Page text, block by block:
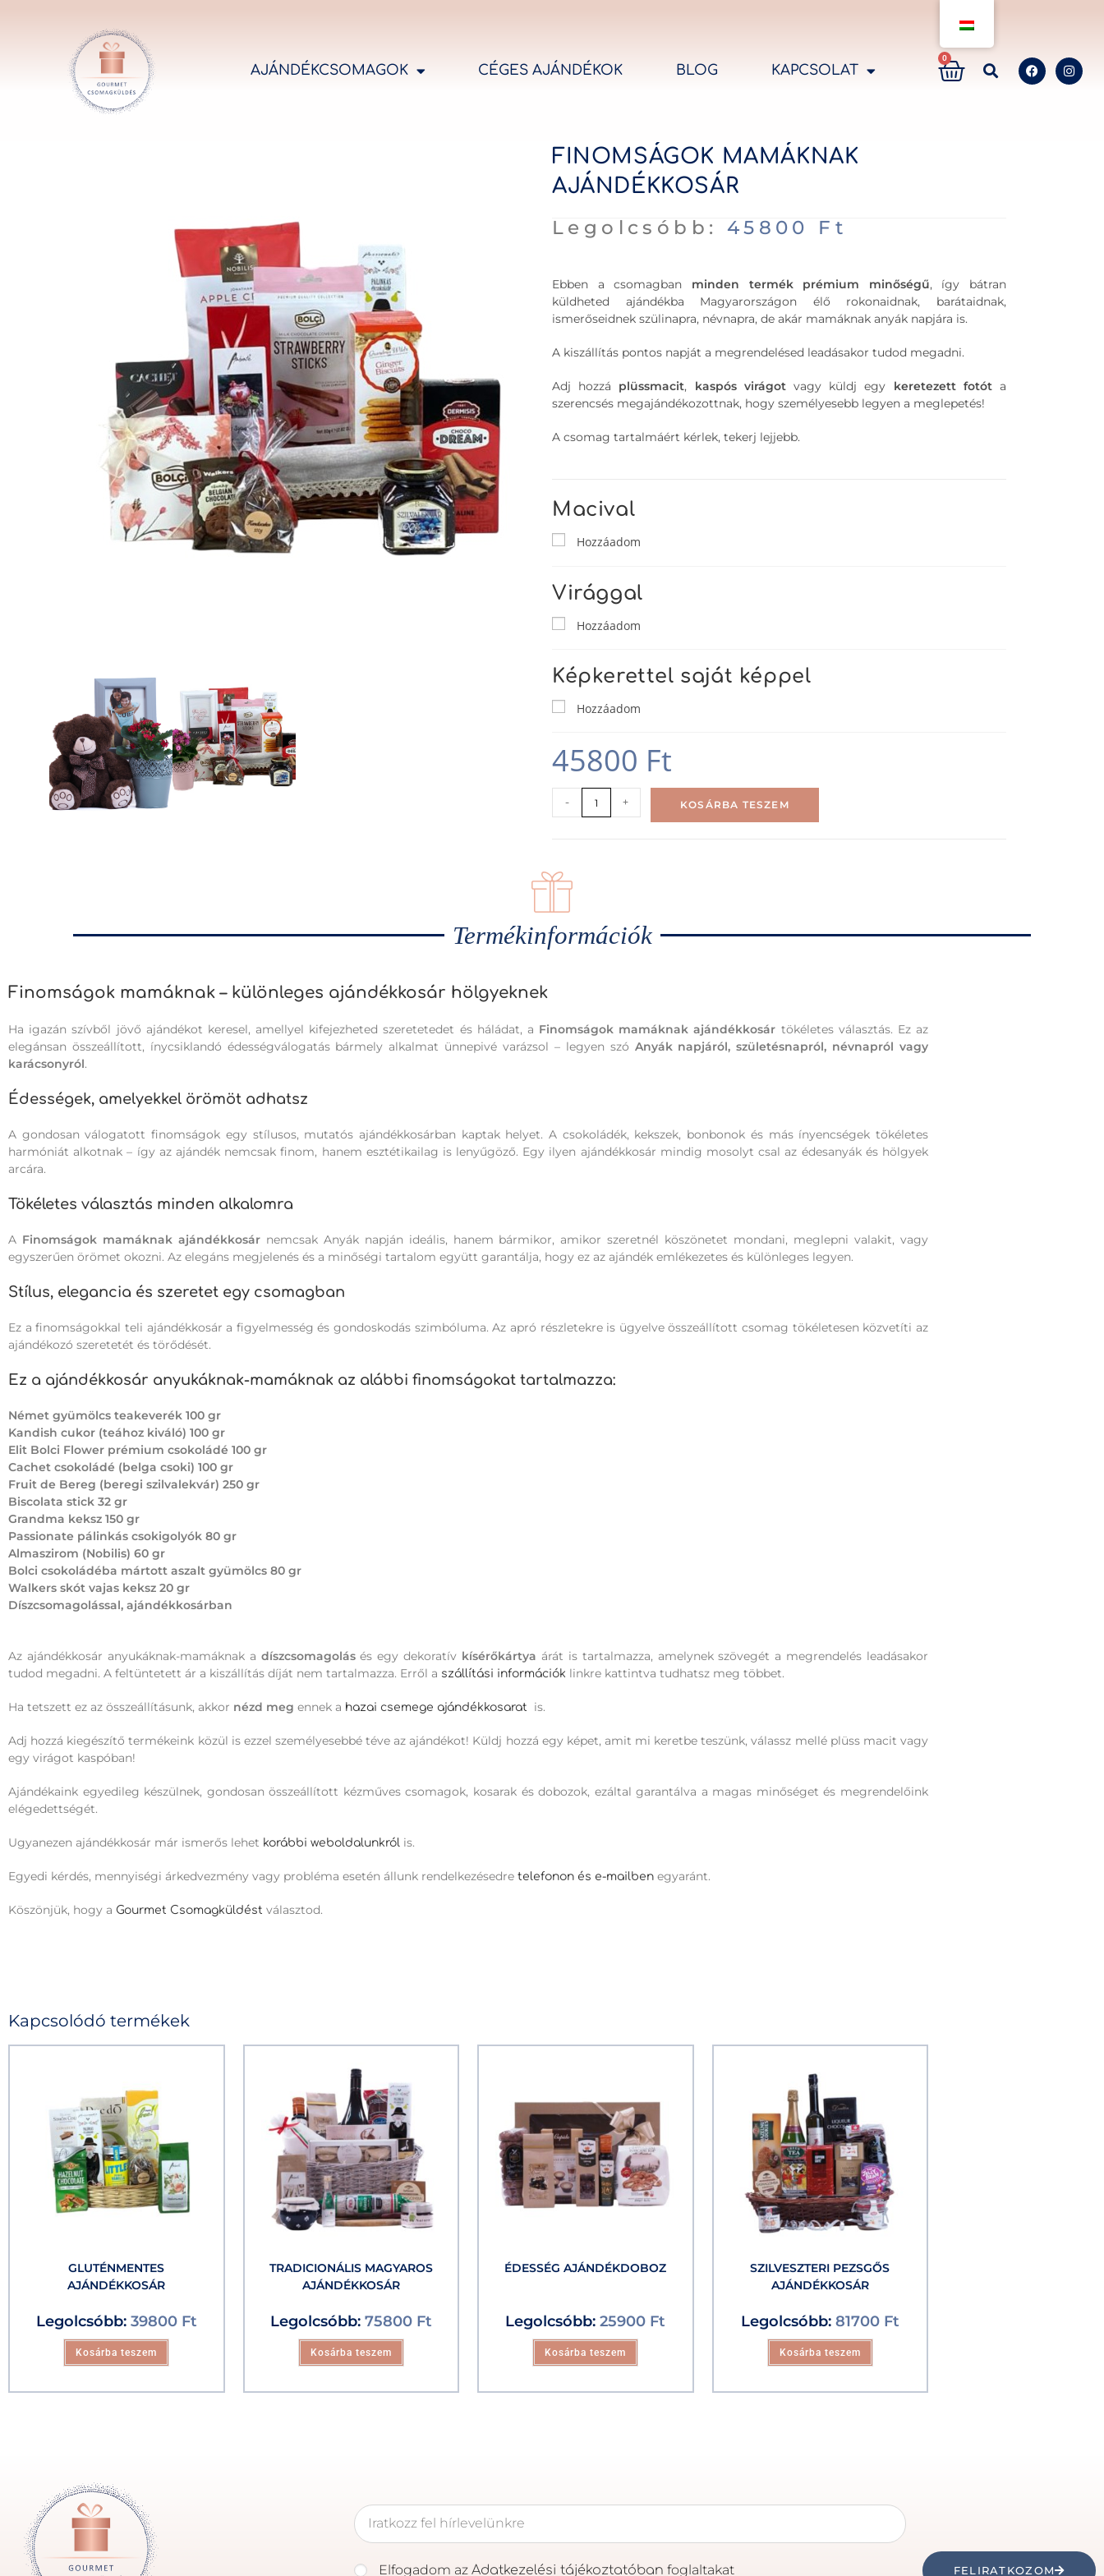
AJÁNDÉKCSOMAGOK CÉGES AJÁNDÉKOK BLOG KAPCSOLAT
0
FINOMSÁGOK MAMÁKNAK
AJÁNDÉKKOSÁR
Legolcsóbb: 45800 Ft
Ebben a csomagban minden termék prémium minőségű, így bátran
küldheted ajándékba Magyarországon élő rokonaidnak, barátaidnak,
ismerőseidnek szülinapra, névnapra, de akár mamáknak anyák napjára is.
A kiszállítás pontos napját a megrendelésed leadásakor tudod megadni.
Adj hozzá plüssmacit, kaspós virágotvagy küldj egy keretezett fotóta
szerencsés megajándékozottnak, hogy személyesebb legyen a meglepetés!
A csomag tartalmáért kérlek, tekerj lejjebb.
Macival
Hozzáadom
Virággal
Hozzáadom
Képkerettel saját képpel
Hozzáadom
45800 Ft
- + KOSÁRBA TESZEM
Termékinformációk
Finomságok mamáknak – különleges ajándékkosár hölgyeknek
Ha igazán szívből jövő ajándékot keresel, amellyel kifejezheted szeretetedet és háládat, a Finomságok mamáknak ajándékkosár tökéletes választás. Ez az
elegánsan összeállított, ínycsiklandó édességválogatás bármely alkalmat ünnepivé varázsol – legyen szó Anyák napjáról, születésnapról, névnapról vagy
karácsonyról.
Édességek, amelyekkel örömöt adhatsz
A gondosan válogatott finomságok egy stílusos, mutatós ajándékkosárban kaptak helyet. A csokoládék, kekszek, bonbonok és más ínyencségek tökéletes
harmóniát alkotnak – így az ajándék nemcsak finom, hanem esztétikailag is lenyűgöző. Egy ilyen ajándékkosár mindig mosolyt csal az édesanyák és hölgyek
arcára.
Tökéletes választás minden alkalomra
A Finomságok mamáknak ajándékkosárnemcsak Anyák napján ideális, hanem bármikor, amikor szeretnél köszönetet mondani, meglepni valakit, vagy
egyszerűen örömet okozni. Az elegáns megjelenés és a minőségi tartalom együtt garantálja, hogy ez az ajándék emlékezetes és különleges legyen.
Stílus, elegancia és szeretet egy csomagban
Ez a finomságokkal teli ajándékkosár a figyelmesség és gondoskodás szimbóluma. Az apró részletekre is ügyelve összeállított csomag tökéletesen közvetíti az
ajándékozó szeretetét és törődését.
Ez a ajándékkosár anyukáknak-mamáknak az alábbi finomságokat tartalmazza:
Német gyümölcs teakeverék 100 gr
Kandish cukor (teához kiváló) 100 gr
Elit Bolci Flower prémium csokoládé 100 gr
Cachet csokoládé (belga csoki) 100 gr
Fruit de Bereg (beregi szilvalekvár) 250 gr
Biscolata stick 32 gr
Grandma keksz 150 gr
Passionate pálinkás csokigolyók 80 gr
Almaszirom (Nobilis) 60 gr
Bolci csokoládéba mártott aszalt gyümölcs 80 gr
Walkers skót vajas keksz 20 gr
Díszcsomagolással, ajándékkosárban
Az ajándékkosár anyukáknak-mamáknak a díszcsomagolásés egy dekoratív kísérőkártya árát is tartalmazza, amelynek szövegét a megrendelés leadásakor
tudod megadni. A feltüntetett ár a kiszállítás díját nem tartalmazza. Erről a szállítási információk linkre kattintva tudhatsz meg többet.
Ha tetszett ez az összeállításunk, akkor nézd meg ennek a hazai csemege ajándékkosarat is.
Adj hozzá kiegészítő termékeink közül is ezzel személyesebbé téve az ajándékot! Küldj hozzá egy képet, amit mi keretbe teszünk, válassz mellé plüss macit vagy
egy virágot kaspóban!
Ajándékaink egyedileg készülnek, gondosan összeállított kézműves csomagok, kosarak és dobozok, ezáltal garantálva a magas minőséget és megrendelőink
elégedettségét.
Ugyanezen ajándékkosár már ismerős lehet korábbi weboldalunkról is.
Egyedi kérdés, mennyiségi árkedvezmény vagy probléma esetén állunk rendelkezésedre telefonon és e-mailben egyaránt.
Köszönjük, hogy a Gourmet Csomagküldést választod.
Kapcsolódó termékek
GLUTÉNMENTES
AJÁNDÉKKOSÁR
Legolcsóbb: 39800 Ft
Kosárba teszem
TRADICIONÁLIS MAGYAROS
AJÁNDÉKKOSÁR
Legolcsóbb: 75800 Ft
Kosárba teszem
ÉDESSÉG AJÁNDÉKDOBOZ
Legolcsóbb:25900 Ft
Kosárba teszem
SZILVESZTERI PEZSGŐS
AJÁNDÉKKOSÁR
Legolcsóbb: 81700 Ft
Kosárba teszem
Elfogadom azAdatkezelési tájékoztatóban foglaltakat FELIRATKOZOM